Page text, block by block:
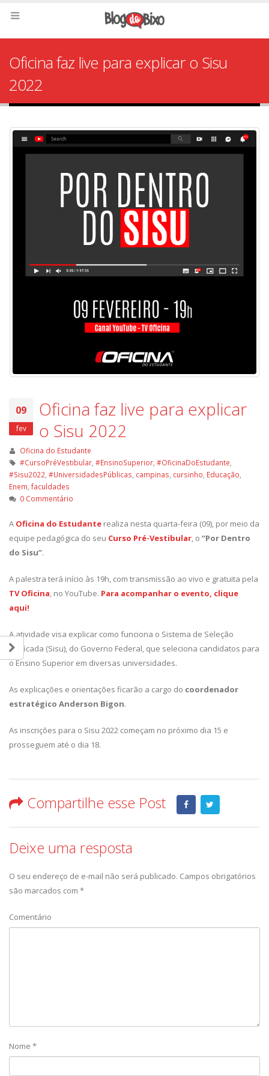
Oficina faz live para explicar o Sisu
2022
09
fev
Oficina faz live para explicar
o Sisu 2022
Oficina do Estudante
#CursoPréVestibular, #EnsinoSuperior, #OficinaDoEstudante
#Sisu2022 #UniversidadesPúblicas campinas cursinho Educação
Enem faculdades
0 Commentário
A Oficina do Estudante realiza nesta quarta-feira (09), por meio da
equipe pedagógica do seu Curso Pré-Vestibular, o “Por Dentro
do Sisu”.
A palestra terá início às 19h, com transmissão ao vivo e gratuita pela
TV Oficina, no YouTube. Para acompanhar o evento, clique
aqui!
A atividade visa explicar como funciona o Sistema de Seleção
Unificada (Sisu), do Governo Federal, que seleciona candidatos para
o Ensino Superior em diversas universidades.
As explicações e orientações ficarão a cargo do coordenador
estratégico Anderson Bigon.
As inscrições para o Sisu 2022 começam no próximo dia 15 e
prosseguem até o dia 18.
Compartilhe esse Post
Deixe uma resposta
O seu endereço de e-mail não será publicado. Campos obrigatórios
são marcados com *
Comentário
Nome *